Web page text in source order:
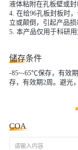
液体粘附在孔板壁或封
4. 在给96孔板封板时
立或颠倒，引起产品损
5. 本产品仅用于科研用
储存条件
-85~-65℃保存，有效
存，有效期2周。避光
COA
请输入内容